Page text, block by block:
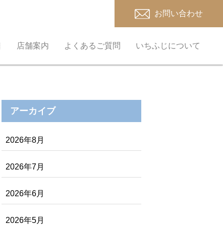
お問い合わせ
店舗案内 よくあるご質問 いちふじについて
アーカイブ
2026年8月
2026年7月
2026年6月
2026年5月